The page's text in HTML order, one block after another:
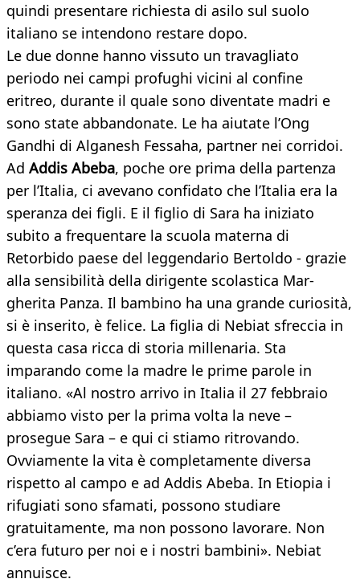
quindi presentare richiesta di asilo sul suolo
italiano se intendono restare dopo.
Le due donne hanno vissuto un travagliato
periodo nei campi profughi vicini al confine
eritreo, durante il quale sono diventate madri e
sono state abbandonate. Le ha aiutate l’Ong
Gandhi di Alganesh Fessaha, partner nei corridoi.
Ad Addis Abeba, poche ore prima della partenza
per l’Italia, ci avevano confidato che l’Italia era la
speranza dei figli. E il figlio di Sara ha iniziato
subito a frequentare la scuola materna di
Retorbido paese del leggendario Bertoldo - grazie
alla sensibilità della dirigente scolastica Mar-
gherita Panza. Il bambino ha una grande curiosità,
si è inserito, è felice. La figlia di Nebiat sfreccia in
questa casa ricca di storia millenaria. Sta
imparando come la madre le prime parole in
italiano. «Al nostro arrivo in Italia il 27 febbraio
abbiamo visto per la prima volta la neve –
prosegue Sara – e qui ci stiamo ritrovando.
Ovviamente la vita è completamente diversa
rispetto al campo e ad Addis Abeba. In Etiopia i
rifugiati sono sfamati, possono studiare
gratuitamente, ma non possono lavorare. Non
c’era futuro per noi e i nostri bambini». Nebiat
annuisce.